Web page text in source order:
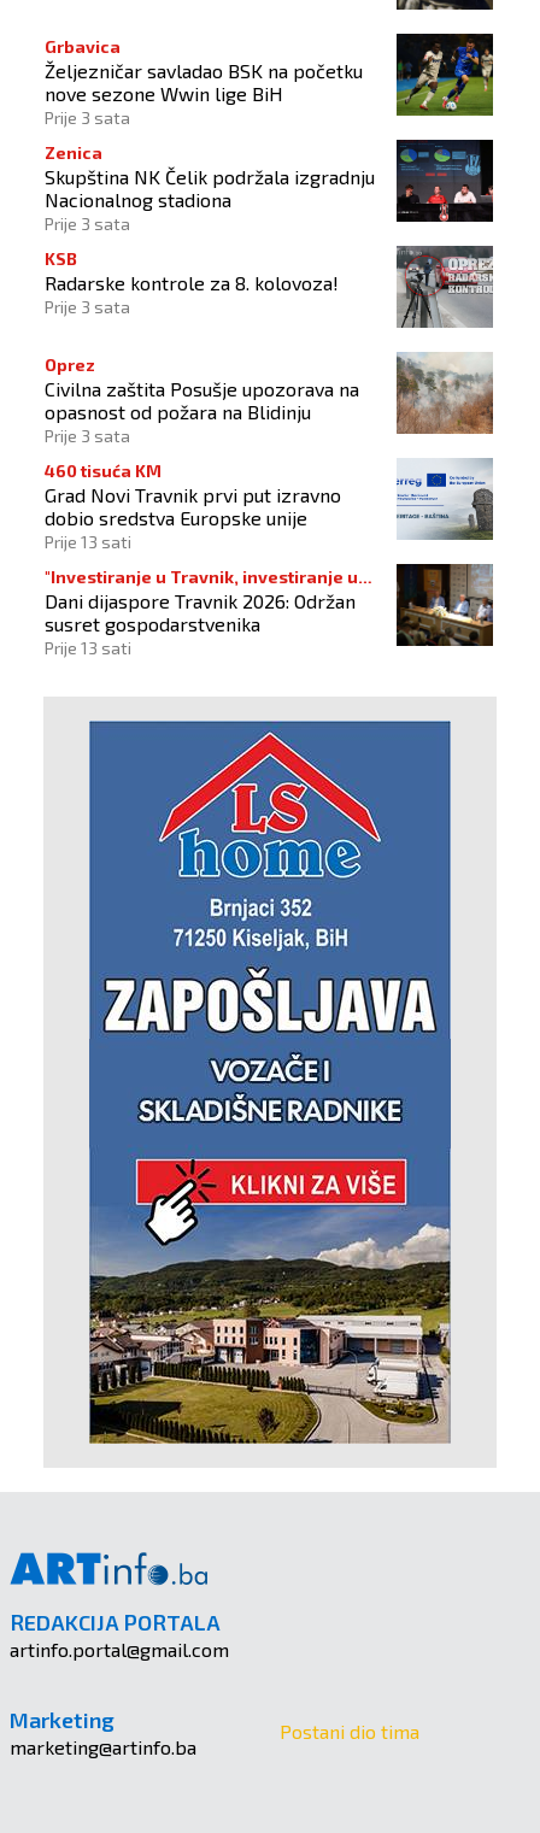
Grbavica
Željezničar savladao BSK na početku
nove sezone Wwin lige BiH
Prije 3 sata
Zenica
Skupština NK Čelik podržala izgradnju
Nacionalnog stadiona
Prije 3 sata
KSB
Radarske kontrole za 8. kolovoza!
Prije 3 sata
Oprez
Civilna zaštita Posušje upozorava na
opasnost od požara na Blidinju
Prije 3 sata
460 tisuća KM
Grad Novi Travnik prvi put izravno
dobio sredstva Europske unije
Prije 13 sati
"Investiranje u Travnik, investiranje u
budućnost"
Dani dijaspore Travnik 2026: Održan
susret gospodarstvenika
Prije 13 sati
REDAKCIJA PORTALA
artinfo.portal@gmail.com
Marketing
marketing@artinfo.ba
Postani dio tima